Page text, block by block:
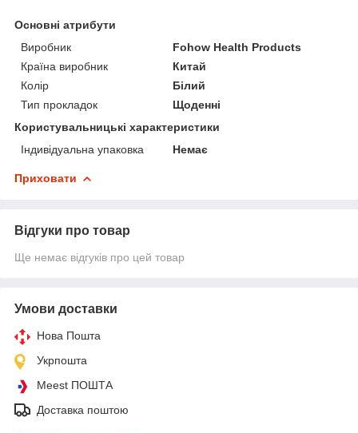
Основні атрибути
Виробник
Fohow Health Products
Країна виробник
Китай
Колір
Білий
Тип прокладок
Щоденні
Користувальницькі характеристики
Індивідуальна упаковка
Немає
Приховати
Відгуки про товар
Ще немає відгуків про цей товар
Умови доставки
Нова Пошта
Укрпошта
Meest ПОШТА
Доставка поштою